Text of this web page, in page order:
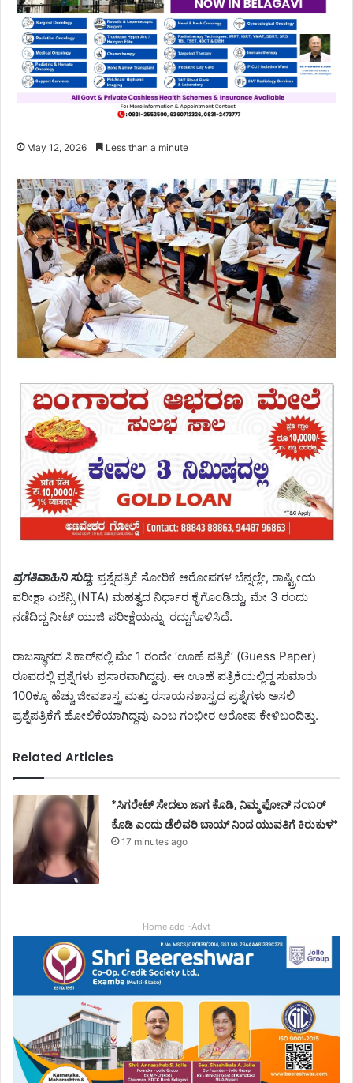
May 12, 2026 Less than a minute
ಪ್ರಗತಿವಾಹಿನಿ ಸುದ್ದಿ: ಪ್ರಶ್ನೆಪತ್ರಿಕೆ ಸೋರಿಕೆ ಆರೋಪಗಳ ಬೆನ್ನಲ್ಲೇ, ರಾಷ್ಟ್ರೀಯ
ಪರೀಕ್ಷಾ ಏಜೆನ್ಸಿ (NTA) ಮಹತ್ವದ ನಿರ್ಧಾರ ಕೈಗೊಂಡಿದ್ದು, ಮೇ 3 ರಂದು
ನಡೆದಿದ್ದ ನೀಟ್ ಯುಜಿ ಪರೀಕ್ಷೆಯನ್ನು ರದ್ದುಗೊಳಿಸಿದೆ.
ರಾಜಸ್ಥಾನದ ಸಿಕಾರ್‌ನಲ್ಲಿ ಮೇ 1 ರಂದೇ ‘ಊಹೆ ಪತ್ರಿಕೆ’ (Guess Paper)
ರೂಪದಲ್ಲಿ ಪ್ರಶ್ನೆಗಳು ಪ್ರಸಾರವಾಗಿದ್ದವು. ಈ ಊಹೆ ಪತ್ರಿಕೆಯಲ್ಲಿದ್ದ ಸುಮಾರು
100ಕ್ಕೂ ಹೆಚ್ಚು ಜೀವಶಾಸ್ತ್ರ ಮತ್ತು ರಸಾಯನಶಾಸ್ತ್ರದ ಪ್ರಶ್ನೆಗಳು ಅಸಲಿ
ಪ್ರಶ್ನೆಪತ್ರಿಕೆಗೆ ಹೋಲಿಕೆಯಾಗಿದ್ದವು ಎಂಬ ಗಂಭೀರ ಆರೋಪ ಕೇಳಿಬಂದಿತ್ತು.
Related Articles
*ಸಿಗರೇಟ್ ಸೇದಲು ಜಾಗ ಕೊಡಿ, ನಿಮ್ಮ ಫೋನ್ ನಂಬರ್
ಕೊಡಿ ಎಂದು ಡೆಲಿವರಿ ಬಾಯ್ ನಿಂದ ಯುವತಿಗೆ ಕಿರುಕುಳ*
17 minutes ago
Home add -Advt